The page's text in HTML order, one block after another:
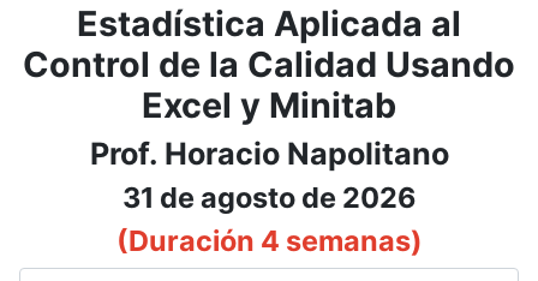
Estadística Aplicada al
Control de la Calidad Usando
Excel y Minitab
Prof. Horacio Napolitano
31 de agosto de 2026
(Duración 4 semanas)